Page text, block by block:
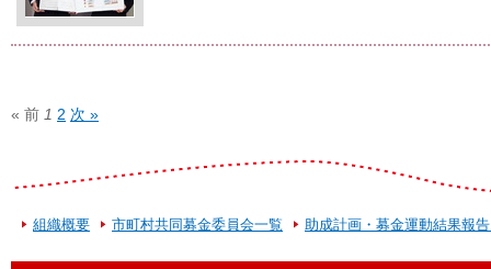
« 前 1 2 次 »
組織概要 市町村共同募金委員会一覧 助成計画・募金運動結果報